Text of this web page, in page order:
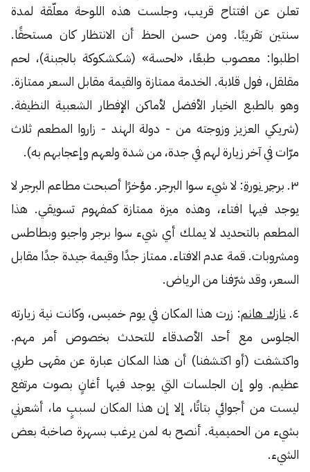
تعلن عن افتتاح قريب، وجلست هذه اللوحة معلّقة لمدة
سنتين تقريبًا. ومن حسن الحظ أن الانتظار كان مستحقًا.
اطلبوا: معصوب طبعًا، «لحسة» (شكشكوكة بالجبنة)، لحم
مقلقل، فول قلابة. الخدمة ممتازة والقيمة مقابل السعر ممتازة.
وهو بالطبع الخيار الأفضل لأماكن الإفطار الشعبية النظيفة.
(شريكي العزيز وزوجته من - دولة الهند - زاروا المطعم ثلاث
مرّات في آخر زيارة لهم في جدة، من شدة ولعهم وإعجابهم به).
٣. برجر نورة: لا شيء سوا البرجر. مؤخرًا أصبحت مطاعم البرجر لا
يوجد فيها افتاء، وهذه ميزة ممتازة كمفهوم تسويقي. هذا
المطعم بالتحديد لا يملك أي شيء سوا برجر واجيو وبطاطس
ومشروبات. قمة عدم الافتاء. ممتاز جدًا وقيمة جيدة جدًا مقابل
السعر، وقد شرّفنا من الرياض.
٤. نازك هانم: زرت هذا المكان في يوم خميس، وكانت نية زيارته
الجلوس مع أحد الأصدقاء للتحدث بخصوص أمر مهم.
واكتشفت (أو اكتشفنا) أن هذا المكان عبارة عن مقهى طربي
عظيم. ولو إن الجلسات التي يوجد فيها أغانٍ بصوت مرتفع
ليست من أجوائي بتاتًا، إلا إن هذا المكان لسببٍ ما، أشعرني
بشيء من الحميمية. أنصح به لمن يرغب بسهرة صاخبة بعض
الشيء.